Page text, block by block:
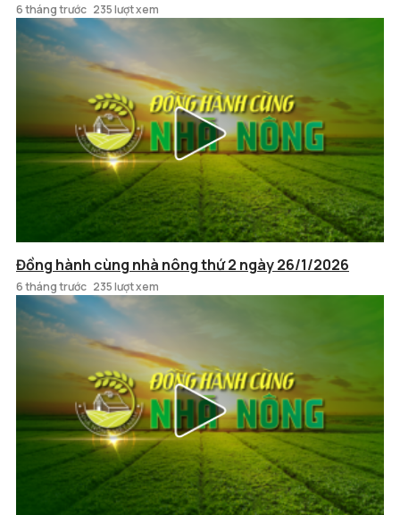
6 tháng trước 235 lượt xem
Đồng hành cùng nhà nông thứ 2 ngày 26/1/2026
6 tháng trước 235 lượt xem